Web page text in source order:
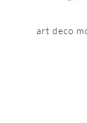
art deco